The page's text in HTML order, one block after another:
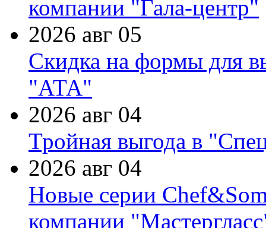
компании "Гала-центр"
2026 авг 05
Скидка на формы для
"АТА"
2026 авг 04
Тройная выгода в
2026 авг 04
Новые серии
компании